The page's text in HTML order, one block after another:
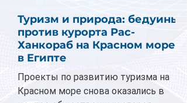
Туризм и природа: бедуины
против курорта Рас-
Ханкораб на Красном море
в Египте
Проекты по развитию туризма на
Красном море снова оказались в